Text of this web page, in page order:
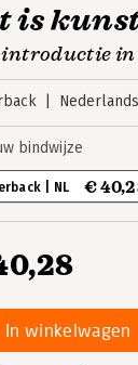
is
in
Nederlands
bindwijze
| NL €
In winkelwagen